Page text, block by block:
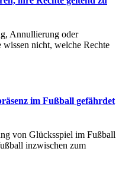
Annullierung oder
wissen nicht, welche Rechte
im Fußball gefährdet
von Glücksspiel im Fußball
inzwischen zum